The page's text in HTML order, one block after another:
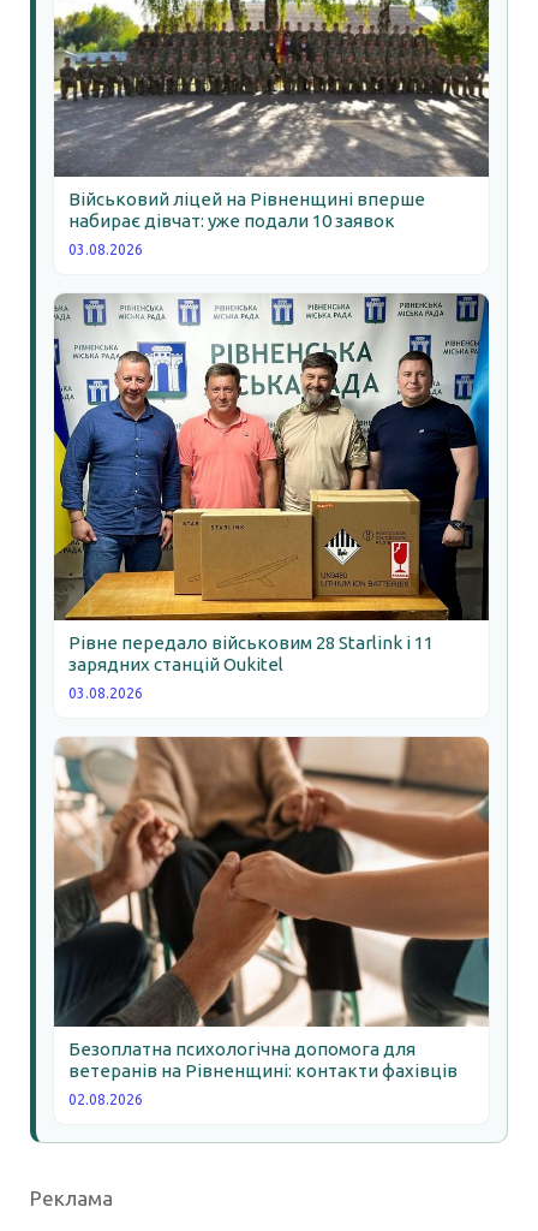
Військовий ліцей на Рівненщині вперше
набирає дівчат: уже подали 10 заявок
03.08.2026
Рівне передало військовим 28 Starlink і 11
зарядних станцій Oukitel
03.08.2026
Безоплатна психологічна допомога для
ветеранів на Рівненщині: контакти фахівців
02.08.2026
Реклама